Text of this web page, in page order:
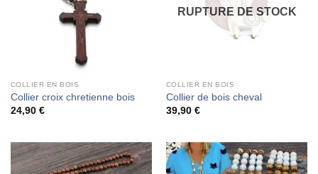
COLLIER EN BOIS
Collier croix chretienne bois
24,90 €
RUPTURE DE STOCK
COLLIER EN BOIS
Collier de bois cheval
39,90 €